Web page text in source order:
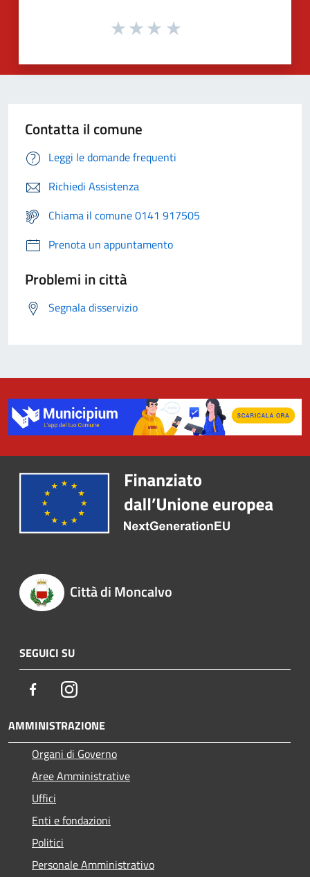
Contatta il comune
Leggi le domande frequenti
Richiedi Assistenza
Chiama il comune 0141 917505
Prenota un appuntamento
Problemi in città
Segnala disservizio
Città di Moncalvo
SEGUICI SU
FacebookInstagram
AMMINISTRAZIONE
Organi di Governo
Aree Amministrative
Uffici
Enti e fondazioni
Politici
Personale Amministrativo